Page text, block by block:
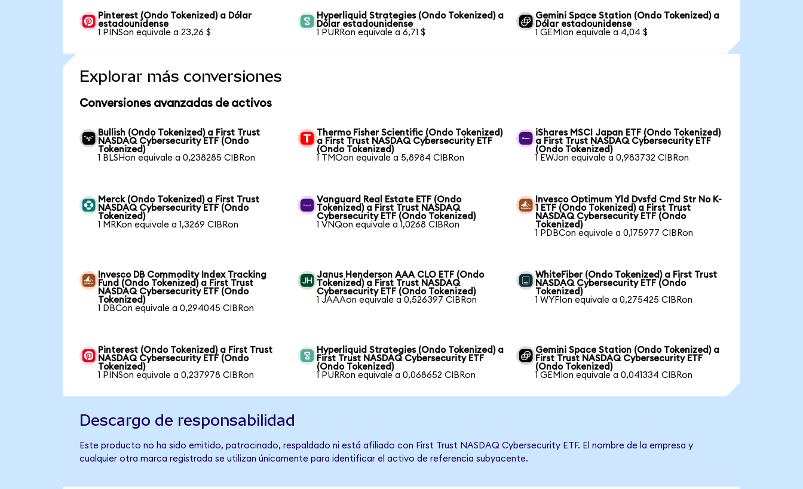
Pinterest (Ondo Tokenized) a Dólar
estadounidense
1 PINSon equivale a 23,26 $
Hyperliquid Strategies (Ondo Tokenized) a
Dólar estadounidense
1 PURRon equivale a 6,71 $
Gemini Space Station (Ondo Tokenized) a
Dólar estadounidense
1 GEMIon equivale a 4,04 $
Explorar más conversiones
Conversiones avanzadas de activos
Bullish (Ondo Tokenized) a First Trust
NASDAQ Cybersecurity ETF (Ondo
Tokenized)
1 BLSHon equivale a 0,238285 CIBRon
Thermo Fisher Scientific (Ondo Tokenized)
a First Trust NASDAQ Cybersecurity ETF
(Ondo Tokenized)
1 TMOon equivale a 5,8984 CIBRon
iShares MSCI Japan ETF (Ondo Tokenized)
a First Trust NASDAQ Cybersecurity ETF
(Ondo Tokenized)
1 EWJon equivale a 0,983732 CIBRon
Merck (Ondo Tokenized) a First Trust
NASDAQ Cybersecurity ETF (Ondo
Tokenized)
1 MRKon equivale a 1,3269 CIBRon
Vanguard Real Estate ETF (Ondo
Tokenized) a First Trust NASDAQ
Cybersecurity ETF (Ondo Tokenized)
1 VNQon equivale a 1,0268 CIBRon
Invesco Optimum Yld Dvsfd Cmd Str No K-
1 ETF (Ondo Tokenized) a First Trust
NASDAQ Cybersecurity ETF (Ondo
Tokenized)
1 PDBCon equivale a 0,175977 CIBRon
Invesco DB Commodity Index Tracking
Fund (Ondo Tokenized) a First Trust
NASDAQ Cybersecurity ETF (Ondo
Tokenized)
1 DBCon equivale a 0,294045 CIBRon
Janus Henderson AAA CLO ETF (Ondo
Tokenized) a First Trust NASDAQ
Cybersecurity ETF (Ondo Tokenized)
1 JAAAon equivale a 0,526397 CIBRon
WhiteFiber (Ondo Tokenized) a First Trust
NASDAQ Cybersecurity ETF (Ondo
Tokenized)
1 WYFIon equivale a 0,275425 CIBRon
Pinterest (Ondo Tokenized) a First Trust
NASDAQ Cybersecurity ETF (Ondo
Tokenized)
1 PINSon equivale a 0,237978 CIBRon
Hyperliquid Strategies (Ondo Tokenized) a
First Trust NASDAQ Cybersecurity ETF
(Ondo Tokenized)
1 PURRon equivale a 0,068652 CIBRon
Gemini Space Station (Ondo Tokenized) a
First Trust NASDAQ Cybersecurity ETF
(Ondo Tokenized)
1 GEMIon equivale a 0,041334 CIBRon
Descargo de responsabilidad
Este producto no ha sido emitido, patrocinado, respaldado ni está afiliado con First Trust NASDAQ Cybersecurity ETF. El nombre de la empresa y
cualquier otra marca registrada se utilizan únicamente para identificar el activo de referencia subyacente.